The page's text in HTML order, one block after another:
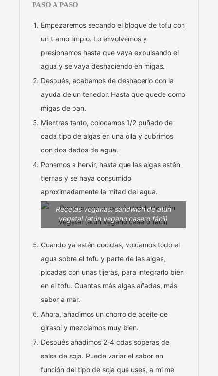
PASO A PASO
Empezaremos secando el bloque de tofu con
un tramo limpio. Lo envolvemos y
presionamos hasta que vaya expulsando el
agua y se vaya deshaciendo en migas.
Después, acabamos de deshacerlo con la
ayuda de un tenedor. Hasta que quede como
migas de pan.
Mientras tanto, colocamos 1/2 puñado de
cada tipo de algas en una olla y cubrimos
con dos dedos de agua.
Ponemos a hervir, hasta que las algas estén
tiernas y se haya consumido
aproximadamente la mitad del agua.
Recetas veganas: sándwich de atún
vegetal (atún vegano casero fácil)
Cuando ya estén cocidas, volcamos todo el
agua sobre el tofu y parte de las algas,
picadas con unas tijeras, para integrarlo bien
en el tofu. Cuantas más algas añadas, más
sabor a mar.
Ahora, añadimos un chorro de aceite de
girasol y mezclamos muy bien.
Después añadimos 2-4 cdas soperas de
salsa de soja. Puede variar el sabor en
función del tipo de soja que uses, a mi me